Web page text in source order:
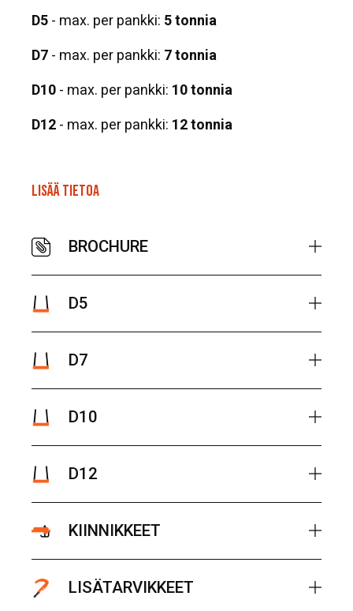
D5 - max. per pankki: 5 tonnia
D7 - max. per pankki: 7 tonnia
D10 - max. per pankki: 10 tonnia
D12 - max. per pankki: 12 tonnia
LISÄÄ TIETOA
BROCHURE
D5
D7
D10
D12
KIINNIKKEET
LISÄTARVIKKEET